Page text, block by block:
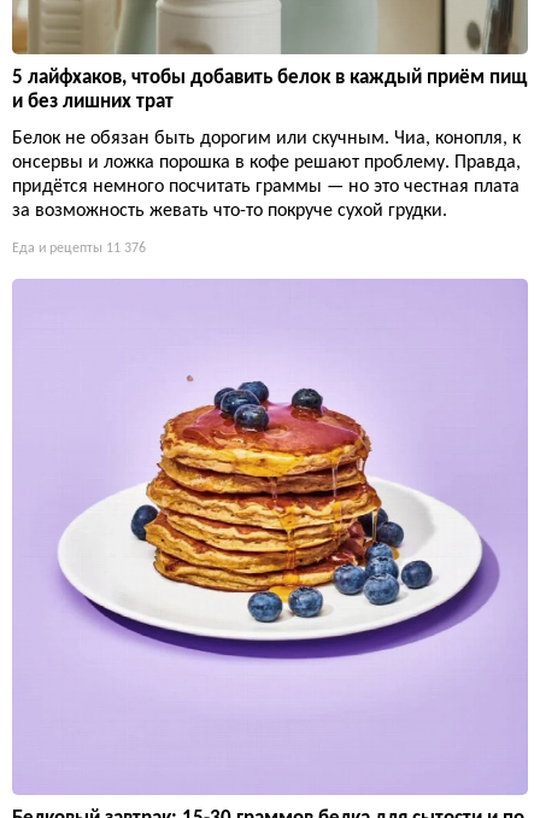
5 лайфхаков, чтобы добавить белок в каждый приём пищ
и без лишних трат
Белок не обязан быть дорогим или скучным. Чиа, конопля, к
онсервы и ложка порошка в кофе решают проблему. Правда,
придётся немного посчитать граммы — но это честная плата
за возможность жевать что-то покруче сухой грудки.
Еда и рецепты 11 376